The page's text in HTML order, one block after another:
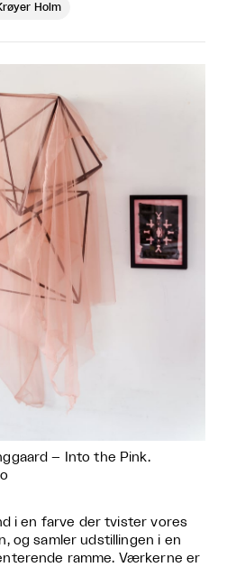
Holm
– Into the Pink.
i en farve der tvister vores
og samler udstillingen i en
ramme. Værkerne er